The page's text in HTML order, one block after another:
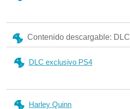
Contenido descargable: DLC
DLC exclusivo PS4
Harley Quinn